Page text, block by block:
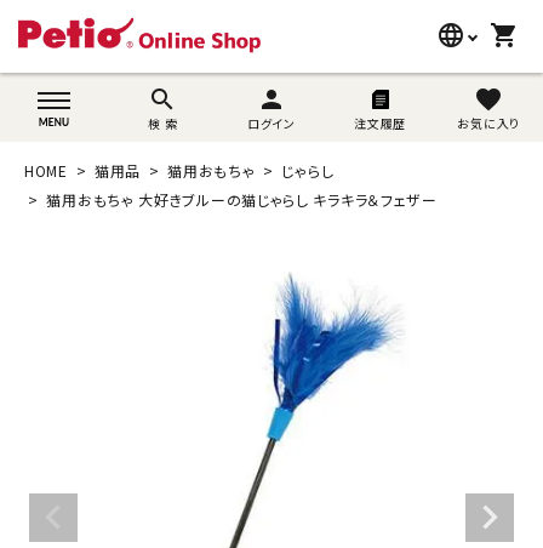
language
wovn-lang-name
shopping_cart
search
検 索
person
ログイン 注文履歴
favorite
お気に入り
search
猫用品
HOME 猫用品 猫用おもちゃ
じゃらし
猫用おもちゃ 大好きブルーの猫じゃらし キラキラ＆フェザー